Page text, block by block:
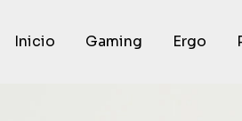
Inicio Gaming Ergo